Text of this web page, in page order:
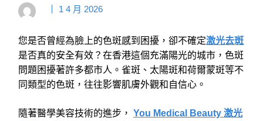
1 4 月 2026
您是否曾經為臉上的色斑感到困擾，卻不確定激光去斑
是否真的安全有效？在香港這個充滿陽光的城市，色斑
問題困擾著許多都市人。雀斑、太陽斑和荷爾蒙斑等不
同類型的色斑，往往影響肌膚外觀和自信心。
隨著醫學美容技術的進步， You Medical Beauty 激光